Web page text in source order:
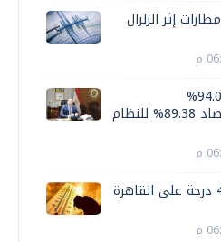
مصرع 20 شخصا وتضرر 6 مطارات إثر الزلزال
"التعليم العالي": الطب 94.06%
والهندسة86.41 % والاقتصاد 89.38% للنظام
"الأرصاد": العظمى غدا 40 درجة على القاهرة